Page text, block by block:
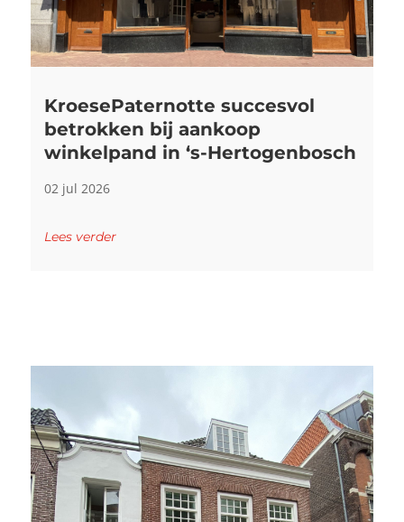
KroesePaternotte succesvol
betrokken bij aankoop
winkelpand in ‘s-Hertogenbosch
02 jul 2026
Lees verder